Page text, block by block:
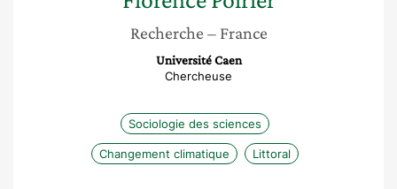
Recherche – France
Université Caen
Chercheuse
Sociologie des sciences
Changement climatique Littoral